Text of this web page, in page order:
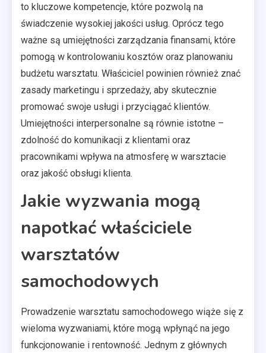
to kluczowe kompetencje, które pozwolą na
świadczenie wysokiej jakości usług. Oprócz tego
ważne są umiejętności zarządzania finansami, które
pomogą w kontrolowaniu kosztów oraz planowaniu
budżetu warsztatu. Właściciel powinien również znać
zasady marketingu i sprzedaży, aby skutecznie
promować swoje usługi i przyciągać klientów.
Umiejętności interpersonalne są równie istotne –
zdolność do komunikacji z klientami oraz
pracownikami wpływa na atmosferę w warsztacie
oraz jakość obsługi klienta.
Jakie wyzwania mogą
napotkać właściciele
warsztatów
samochodowych
Prowadzenie warsztatu samochodowego wiąże się z
wieloma wyzwaniami, które mogą wpłynąć na jego
funkcjonowanie i rentowność. Jednym z głównych